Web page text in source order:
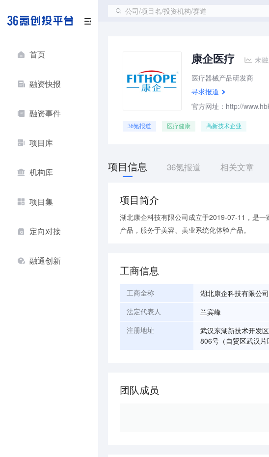
首页
融资快报
融资事件
项目库
机构库
项目集
定向对接
融通创新
公司/项目名/投资机构/赛道
康企医疗 未
医疗器械产品研发商
寻求报道
官方网址：http://
36氪报道 医疗健康 高新技术企业
项目信息 36氪报道 相关文章
项目简介
湖北康企科技有限公司成立于2019-07-11，是
产品，服务于美容、美业系统化体验产品。
工商信息
工商全称 湖北康企科技有限公司
法定代表人 兰宾峰
注册地址
武汉东湖新技术开发
806号（自贸区武汉片
团队成员